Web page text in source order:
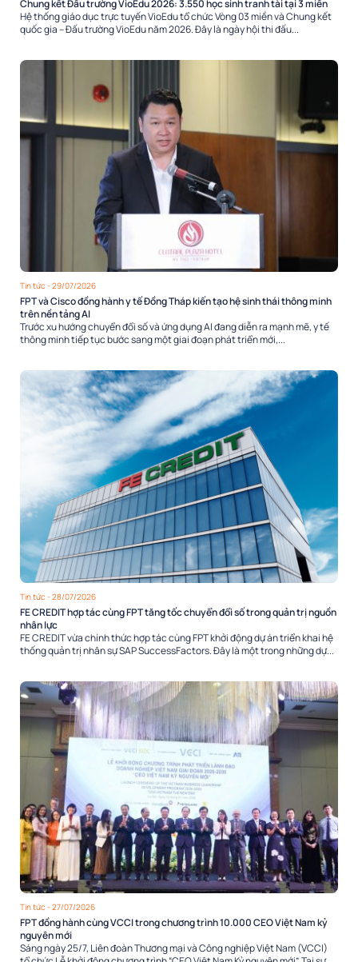
Chung kết Đấu trường VioEdu 2026: 3.550 học sinh tranh tài tại 3 miền
Hệ thống giáo dục trực tuyến VioEdu tổ chức Vòng 03 miền và Chung kết
quốc gia – Đấu trường VioEdu năm 2026. Đây là ngày hội thi đấu...
Tin tức - 29/07/2026
FPT và Cisco đồng hành y tế Đồng Tháp kiến tạo hệ sinh thái thông minh
trên nền tảng AI
Trước xu hướng chuyển đổi số và ứng dụng AI đang diễn ra mạnh mẽ, y tế
thông minh tiếp tục bước sang một giai đoạn phát triển mới,...
Tin tức - 28/07/2026
FE CREDIT hợp tác cùng FPT tăng tốc chuyển đổi số trong quản trị nguồn
nhân lực
FE CREDIT vừa chính thức hợp tác cùng FPT khởi động dự án triển khai hệ
thống quản trị nhân sự SAP SuccessFactors. Đây là một trong những dự...
Tin tức - 27/07/2026
FPT đồng hành cùng VCCI trong chương trình 10.000 CEO Việt Nam kỷ
nguyên mới
Sáng ngày 25/7, Liên đoàn Thương mại và Công nghiệp Việt Nam (VCCI)